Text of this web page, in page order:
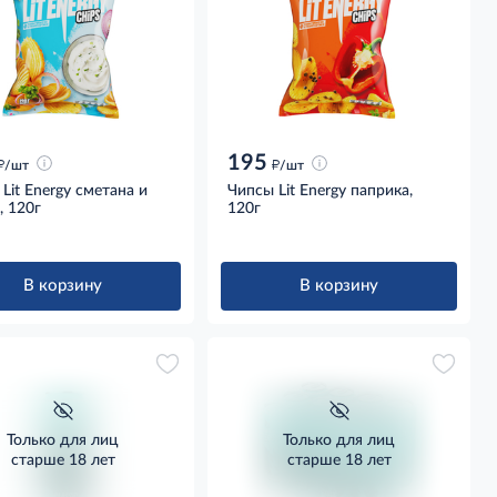
/шт
Energy сметана и
120г
В корзину
195 д/шт
Чипсы Lit Energy паприка,
120г
В корзину
Только для лиц
старше 18 лет
Только для лиц
старше 18 лет